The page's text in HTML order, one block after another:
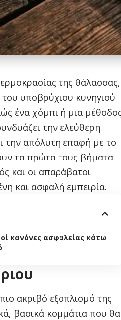
της θάλασσας,
του υποβρύχιου κυνηγιού
ένα χόμπι ή μια μέθοδος
την ελεύθερη
την απόλυτη επαφή με το
τα πρώτα τους βήματα
και οι απαράβατοι
και ασφαλή εμπειρία.
κανόνες ασφαλείας κάτω
ακριβό εξοπλισμό της
βασικά κομμάτια που θα